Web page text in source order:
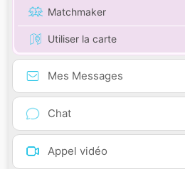
Matchmaker
Utiliser la carte
Mes Messages
Chat
Appel vidéo